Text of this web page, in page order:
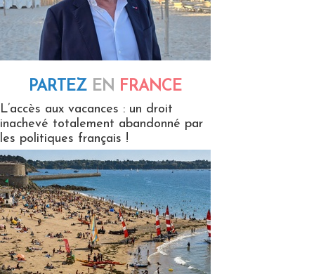
PARTEZ EN FRANCE
L’accès aux vacances : un droit
inachevé totalement abandonné par
les politiques français !